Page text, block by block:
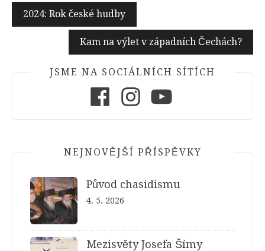
Navigace
pro
příspěvek
2024: Rok české hudby
Kam na výlet v západních Čechách?
JSME NA SOCIÁLNÍCH SÍTÍCH
NEJNOVĚJŠÍ PŘÍSPĚVKY
Původ chasidismu
4. 5. 2026
Mezisvěty Josefa Šímy